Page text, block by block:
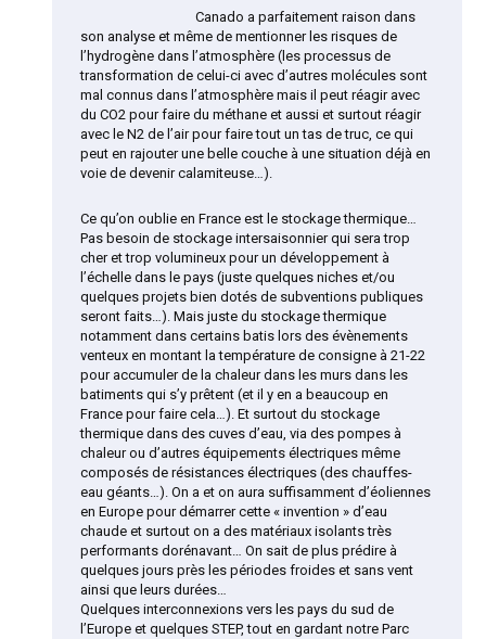
Canado a parfaitement raison dans
son analyse et même de mentionner les risques de
l’hydrogène dans l’atmosphère (les processus de
transformation de celui-ci avec d’autres molécules sont
mal connus dans l’atmosphère mais il peut réagir avec
du CO2 pour faire du méthane et aussi et surtout réagir
avec le N2 de l’air pour faire tout un tas de truc, ce qui
peut en rajouter une belle couche à une situation déjà en
voie de devenir calamiteuse…).
Ce qu’on oublie en France est le stockage thermique…
Pas besoin de stockage intersaisonnier qui sera trop
cher et trop volumineux pour un développement à
l’échelle dans le pays (juste quelques niches et/ou
quelques projets bien dotés de subventions publiques
seront faits…). Mais juste du stockage thermique
notamment dans certains batis lors des évènements
venteux en montant la température de consigne à 21-22
pour accumuler de la chaleur dans les murs dans les
batiments qui s’y prêtent (et il y en a beaucoup en
France pour faire cela…). Et surtout du stockage
thermique dans des cuves d’eau, via des pompes à
chaleur ou d’autres équipements électriques même
composés de résistances électriques (des chauffes-
eau géants…). On a et on aura suffisamment d’éoliennes
en Europe pour démarrer cette « invention » d’eau
chaude et surtout on a des matériaux isolants très
performants dorénavant… On sait de plus prédire à
quelques jours près les périodes froides et sans vent
ainsi que leurs durées…
Quelques interconnexions vers les pays du sud de
l’Europe et quelques STEP, tout en gardant notre Parc